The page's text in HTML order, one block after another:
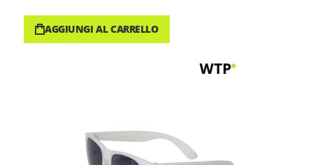
AGGIUNGI AL CARRELLO